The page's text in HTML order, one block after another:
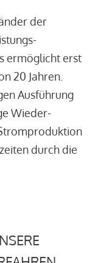
der
ermöglicht erst
20 Jahren.
Ausführung
Wieder-
durch die